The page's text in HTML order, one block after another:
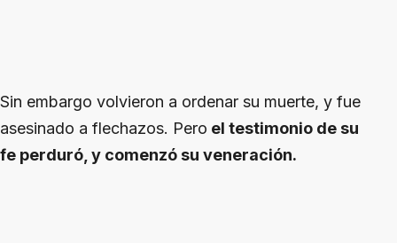
Sin embargo volvieron a ordenar su muerte, y fue
asesinado a flechazos. Pero el testimonio de su
fe perduró, y comenzó su veneración.